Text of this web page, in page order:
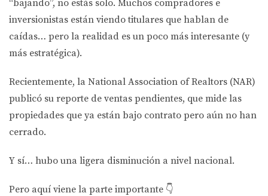
“bajando”, no estás solo. Muchos compradores e
inversionistas están viendo titulares que hablan de
caídas… pero la realidad es un poco más interesante (y
más estratégica).
Recientemente, la National Association of Realtors (NAR)
publicó su reporte de ventas pendientes, que mide las
propiedades que ya están bajo contrato pero aún no han
cerrado.
Y sí… hubo una ligera disminución a nivel nacional.
Pero aquí viene la parte importante 👇